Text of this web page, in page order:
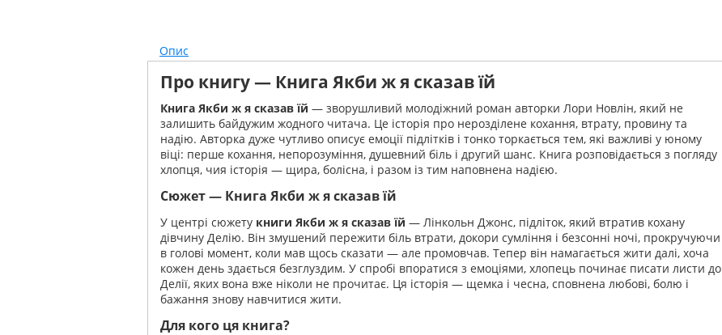
Опис
Про книгу — Книга Якби ж я сказав їй
Книга Якби ж я сказав їй — зворушливий молодіжний роман авторки Лори Новлін, який не
залишить байдужим жодного читача. Це історія про нерозділене кохання, втрату, провину та
надію. Авторка дуже чутливо описує емоції підлітків і тонко торкається тем, які важливі у юному
віці: перше кохання, непорозуміння, душевний біль і другий шанс. Книга розповідається з погляду
хлопця, чия історія — щира, болісна, і разом із тим наповнена надією.
Сюжет — Книга Якби ж я сказав їй
У центрі сюжету книги Якби ж я сказав їй — Лінкольн Джонс, підліток, який втратив кохану
дівчину Делію. Він змушений пережити біль втрати, докори сумління і безсонні ночі, прокручуючи
в голові момент, коли мав щось сказати — але промовчав. Тепер він намагається жити далі, хоча
кожен день здається безглуздим. У спробі впоратися з емоціями, хлопець починає писати листи до
Делії, яких вона вже ніколи не прочитає. Ця історія — щемка і чесна, сповнена любові, болю і
бажання знову навчитися жити.
Для кого ця книга?